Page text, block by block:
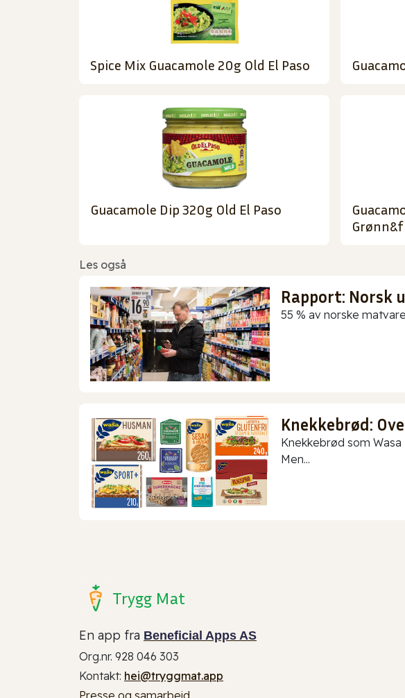
Spice Mix Guacamole 20g Old El Paso
Guacamole Dip 320g Old El Paso
Les også
Rapport: Norsk
55 % av norske
Knekkebrød:
Knekkebrød som
Men...
Trygg Mat
En app fra Beneficial Apps AS
Org.nr. 928 046 303
Kontakt: hei@tryggmat.app